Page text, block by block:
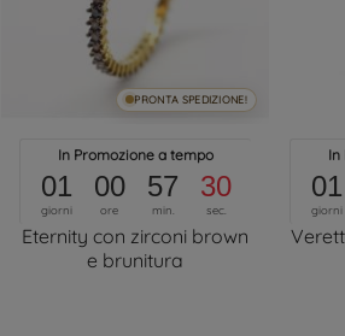
PRONTA SPEDIZIONE!
In Promozione a tempo
01
giorni
00
ore
57
min.
30
sec.
Eternity con zirconi brown
e brunitura
In
01
giorni